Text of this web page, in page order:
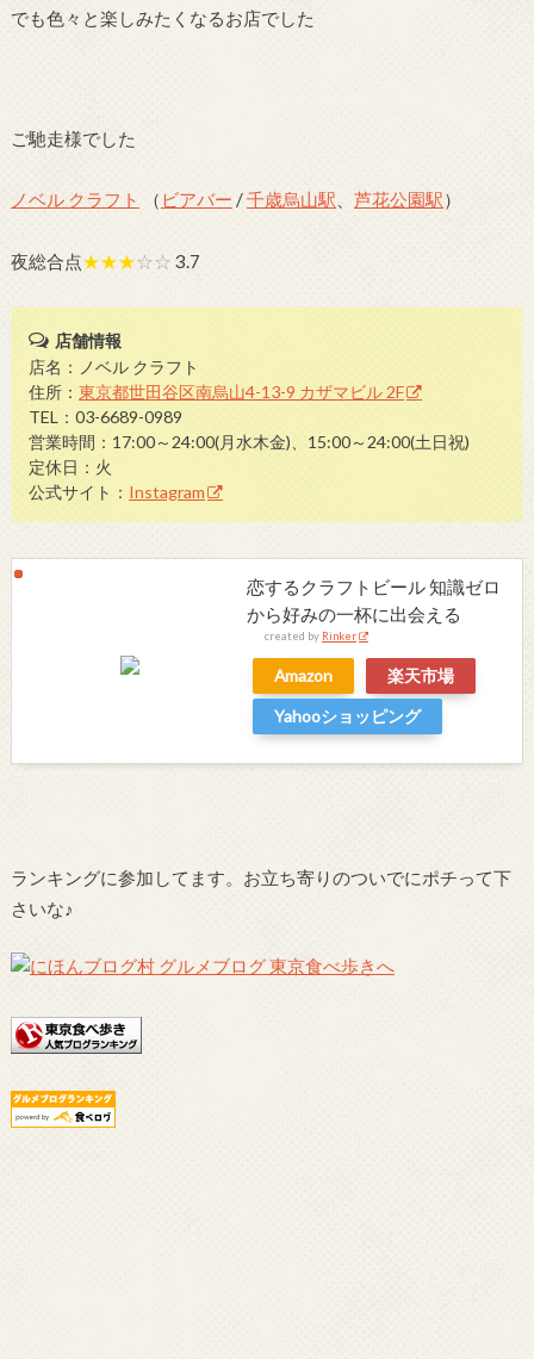
でも色々と楽しみたくなるお店でした
ご馳走様でした
ノベル クラフト （ ビアバー /千歳烏山駅 芦花公園駅）
夜総合点★★★☆☆ 3.7
店舗情報
店名：ノベル クラフト
住所：東京都世田谷区南烏山4-13-9 カザマビル 2F
TEL：03-6689-0989
営業時間：17:00～24:00(月水木金)、15:00～24:00(土日祝)
定休日：火
公式サイト： Instagram
恋するクラフトビール 知識ゼロ
から好みの一杯に出会える
created by Rinker
Amazon
楽天市場
Yahooショッピング
ランキングに参加してます。お立ち寄りのついでにポチって下
さいな♪